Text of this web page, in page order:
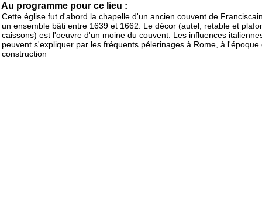
Au programme pour ce lieu :
Cette église fut d'abord la chapelle d'un ancien couvent de
un ensemble bâti entre 1639 et 1662. Le décor (autel, retable et
caissons) est l'oeuvre d'un moine du couvent. Les influences
peuvent s'expliquer par les fréquents pélerinages à Rome, à l'époque
construction